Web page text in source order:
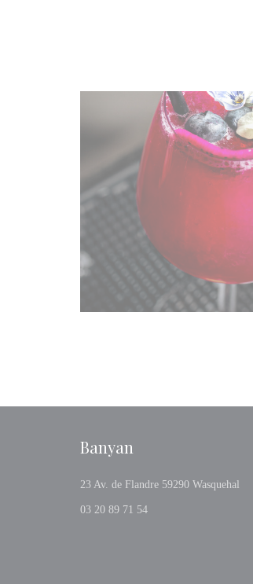
Banyan
23 Av. de Flandre 59290 Wasquehal
03 20 89 71 54